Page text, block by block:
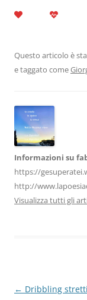
b
o
o
k
Questo articolo è
e taggato come
Informazioni su
https://
http://
Visualizza tutti gli
Navigazione
← Dribbling stretti